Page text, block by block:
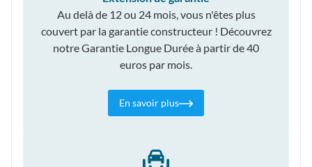
Au delà de 12 ou 24 mois, vous n'êtes plus
couvert par la garantie constructeur ! Découvrez
notre Garantie Longue Durée à partir de 40
euros par mois.
En savoir plus